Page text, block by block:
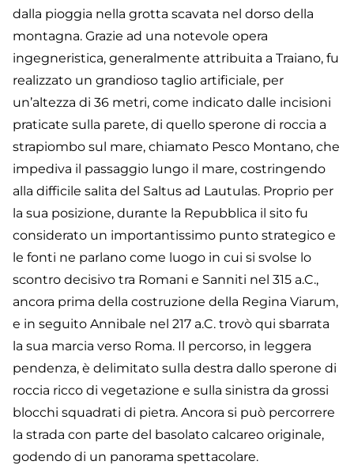
dalla pioggia nella grotta scavata nel dorso della
montagna. Grazie ad una notevole opera
ingegneristica, generalmente attribuita a Traiano, fu
realizzato un grandioso taglio artificiale, per
un’altezza di 36 metri, come indicato dalle incisioni
praticate sulla parete, di quello sperone di roccia a
strapiombo sul mare, chiamato Pesco Montano, che
impediva il passaggio lungo il mare, costringendo
alla difficile salita del Saltus ad Lautulas. Proprio per
la sua posizione, durante la Repubblica il sito fu
considerato un importantissimo punto strategico e
le fonti ne parlano come luogo in cui si svolse lo
scontro decisivo tra Romani e Sanniti nel 315 a.C.,
ancora prima della costruzione della Regina Viarum,
e in seguito Annibale nel 217 a.C. trovò qui sbarrata
la sua marcia verso Roma. Il percorso, in leggera
pendenza, è delimitato sulla destra dallo sperone di
roccia ricco di vegetazione e sulla sinistra da grossi
blocchi squadrati di pietra. Ancora si può percorrere
la strada con parte del basolato calcareo originale,
godendo di un panorama spettacolare.